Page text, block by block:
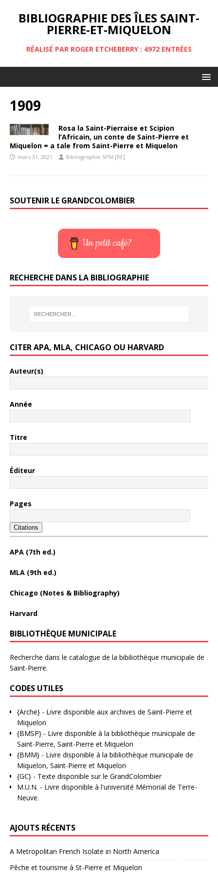
BIBLIOGRAPHIE DES ÎLES SAINT-
PIERRE-ET-MIQUELON
RÉALISÉ PAR ROGER ETCHEBERRY : 4972 ENTRÉES
1909
Rosa la Saint-Pierraise et Scipion
l’Africain, un conte de Saint-Pierre et
Miquelon = a tale from Saint-Pierre et Miquelon
mars 31, 2021 Bibliographie SPM [RE]
SOUTENIR LE GRANDCOLOMBIER
Un petit café?
RECHERCHE DANS LA BIBLIOGRAPHIE
CITER APA, MLA, CHICAGO OU HARVARD
Auteur(s)
Année
Titre
Éditeur
Pages
Citations
APA (7th ed.)
MLA (9th ed.)
Chicago (Notes & Bibliography)
Harvard
BIBLIOTHÈQUE MUNICIPALE
Recherche dans le catalogue de la bibiliothèque municipale de
Saint-Pierre.
CODES UTILES
{Arche} - Livre disponible aux archives de Saint-Pierre et
Miquelon
{BMSP} - Livre disponible à la bibliothèque municipale de
Saint-Pierre, Saint-Pierre et Miquelon
{BMM} - Livre disponible à la bibliothèque municipale de
Miquelon, Saint-Pierre et Miquelon
{GC} - Texte disponible sur le GrandColombier
M.U.N. - Livre disponible à l'université Mémorial de Terre-
Neuve.
AJOUTS RÉCENTS
A Metropolitan French Isolate in North America
Pêche et tourisme à St-Pierre et Miquelon